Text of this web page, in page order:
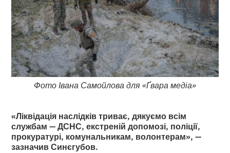
Фото Івана Самойлова для «Ґвара медіа»
«Ліквідація наслідків триває, дякуємо всім
службам — ДСНС, екстреній допомозі, поліції,
прокуратурі, комунальникам, волонтерам», —
зазначив Синєгубов.